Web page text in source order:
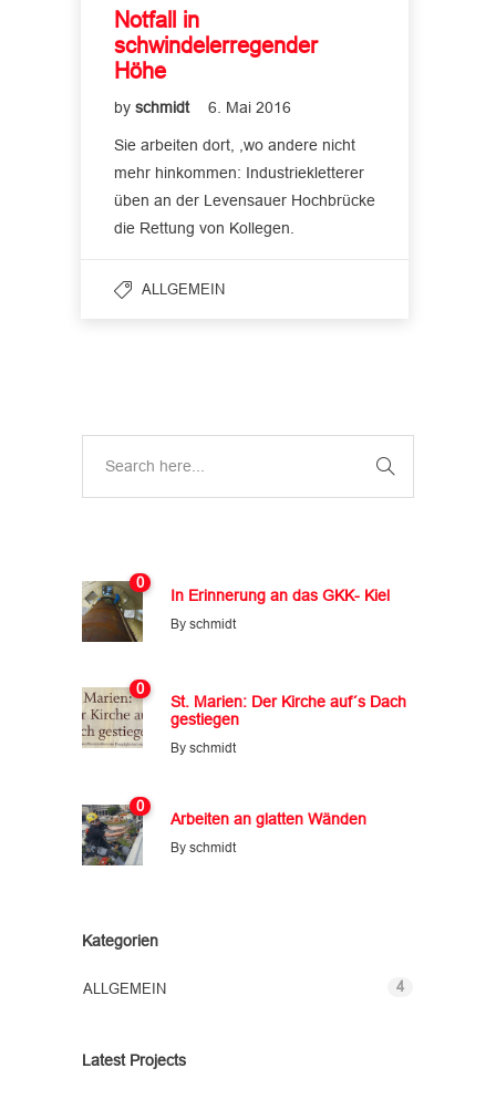
Notfall in
schwindelerregender
Höhe
by schmidt 6. Mai 2016
Sie arbeiten dort, ,wo andere nicht
mehr hinkommen: Industriekletterer
üben an der Levensauer Hochbrücke
die Rettung von Kollegen.
ALLGEMEIN
0
In Erinnerung an das GKK- Kiel
By schmidt
0
St. Marien: Der Kirche auf´s Dach
gestiegen
By schmidt
0
Arbeiten an glatten Wänden
By schmidt
Kategorien
ALLGEMEIN 4
Latest Projects